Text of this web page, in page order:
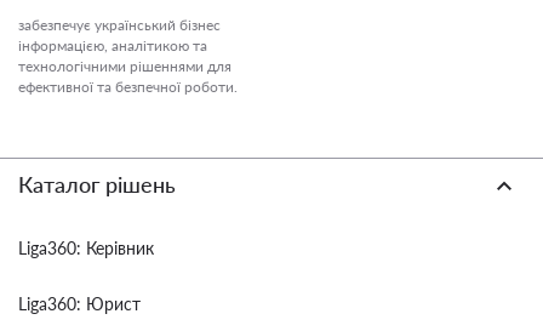
забезпечує український бізнес
інформацією, аналітикою та
технологічними рішеннями для
ефективної та безпечної роботи.
Каталог рішень
Liga360: Керівник
Liga360: Юрист